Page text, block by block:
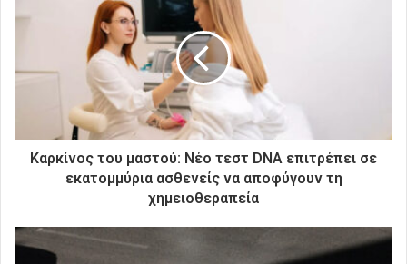
τ
κ
Καρκίνος του μαστού: Νέο τεστ DNA επιτρέπει σε
εκατομμύρια ασθενείς να αποφύγουν τη
χημειοθεραπεία